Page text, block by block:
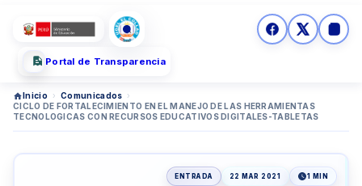
Portal de Transparencia
Inicio › Comunicados ›
CICLO DE FORTALECIMIENTO EN EL MANEJO DE LAS HERRAMIENTAS
TECNOLOGICAS CON RECURSOS EDUCATIVOS DIGITALES-TABLETAS
ENTRADA 22 MAR 2021 1 MIN